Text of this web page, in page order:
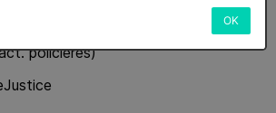
OK
policières)